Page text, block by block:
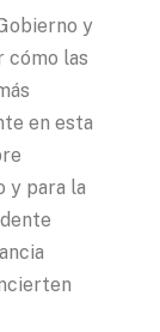
y
cómo las
en esta
y para la